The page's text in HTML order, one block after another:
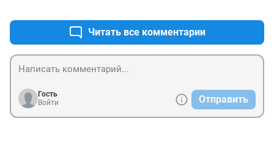
Читать все комментарии
Гость
Войти
Отправить